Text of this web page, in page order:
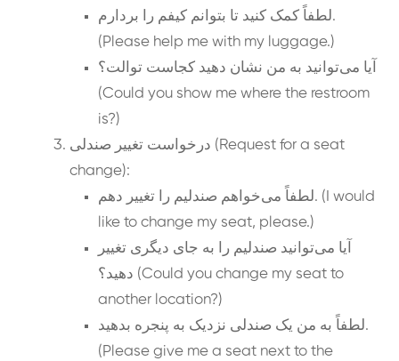
لطفاً کمک کنید تا بتوانم کیفم را بردارم.
(Please help me with my luggage.)
آیا می‌توانید به من نشان دهید کجاست توالت؟
(Could you show me where the restroom
is?)
درخواست تغییر صندلی (Request for a seat
change):
لطفاً می‌خواهم صندلیم را تغییر دهم. (I would
like to change my seat, please.)
آیا می‌توانید صندلیم را به جای دیگری تغییر
دهید؟ (Could you change my seat to
another location?)
لطفاً به من یک صندلی نزدیک به پنجره بدهید.
(Please give me a seat next to the